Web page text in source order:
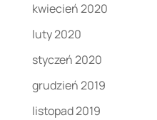
kwiecień 2020
luty 2020
styczeń 2020
grudzień 2019
listopad 2019